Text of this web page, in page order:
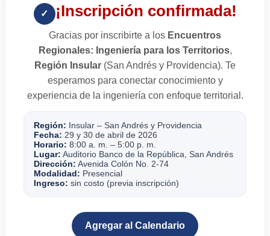
✓ ¡Inscripción confirmada!
Gracias por inscribirte a los Encuentros
Regionales: Ingeniería para los Territorios,
Región Insular (San Andrés y Providencia). Te
esperamos para conectar conocimiento y
experiencia de la ingeniería con enfoque territorial.
Región: Insular – San Andrés y Providencia
Fecha: 29 y 30 de abril de 2026
Horario: 8:00 a. m. – 5:00 p. m.
Lugar: Auditorio Banco de la República, San Andrés
Dirección: Avenida Colón No. 2-74
Modalidad: Presencial
Ingreso: sin costo (previa inscripción)
Agregar al Calendario